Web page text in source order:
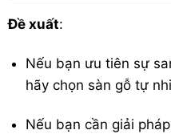
Đề xuất:
Nếu bạn ưu tiên sự
hãy chọn sàn gỗ tự
Nếu bạn cần giải